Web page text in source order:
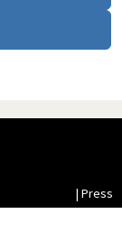
| Press